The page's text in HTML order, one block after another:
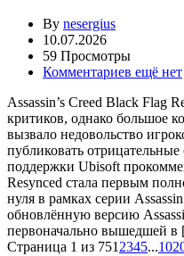
By nesergius
10.07.2026
59 Просмотры
Комментариев ещё нет
Assassin’s Creed Black Flag
критиков, однако большое
вызвало недовольство
публиковать
поддержки Ubisoft
Resynced стала первым
нуля в рамках серии
обновлённую версию
первоначально вышедшей
Страница 1 из 751 2345...10